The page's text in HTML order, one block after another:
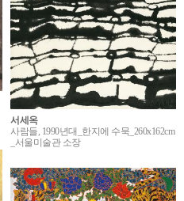
서세옥
사람들, 1990년대_한지에 수묵_260x162cm
_서울미술관 소장